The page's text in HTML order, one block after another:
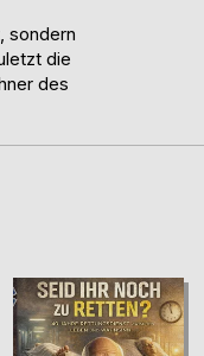
sondern
die
des